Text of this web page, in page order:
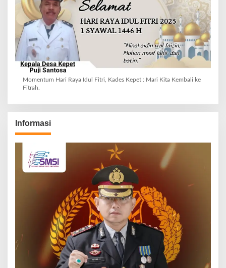
Momentum Hari Raya Idul Fitri, Kades Kepet : Mari Kita Kembali ke
Fitrah.
Informasi